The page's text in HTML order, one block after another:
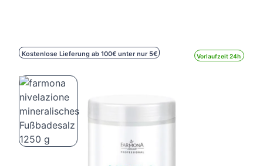
Kostenlose Lieferung ab 100€ unter nur 5€ Vorlaufzeit 24h